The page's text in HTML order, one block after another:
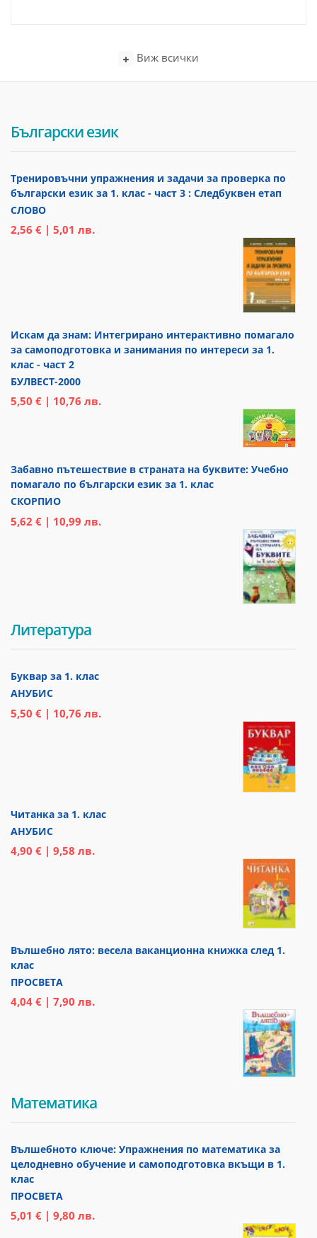
Виж всички
Български език
Тренировъчни упражнения и задачи за проверка по
български език за 1. клас - част 3 : Следбуквен етап
СЛОВО
2,56 € | 5,01 лв.
Искам да знам: Интегрирано интерактивно помагало
за самоподготовка и занимания по интереси за 1.
клас - част 2
БУЛВЕСТ-2000
5,50 € | 10,76 лв.
Забавно пътешествие в страната на буквите: Учебно
помагало по български език за 1. клас
СКОРПИО
5,62 € | 10,99 лв.
Литература
Буквар за 1. клас
АНУБИС
5,50 € | 10,76 лв.
Читанка за 1. клас
АНУБИС
4,90 € | 9,58 лв.
Вълшебно лято: весела ваканционна книжка след 1.
клас
ПРОСВЕТА
4,04 € | 7,90 лв.
Математика
Вълшебното ключе: Упражнения по математика за
целодневно обучение и самоподготовка вкъщи в 1.
клас
ПРОСВЕТА
5,01 € | 9,80 лв.